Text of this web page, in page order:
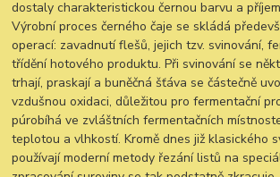
dostaly charakteristickou černou barvu a
Výrobní proces černého čaje se skládá
operací: zavadnutí flešů, jejich tzv. svinování,
třídění hotového produktu. Při svinování se
trhají, praskají a buněčná šťáva se částečně
vzdušnou oxidaci, důležitou pro fermentační
púrobíhá ve zvláštních fermentačních
teplotou a vlhkostí. Kromě dnes již klasického
používají moderní metody řezání listů na